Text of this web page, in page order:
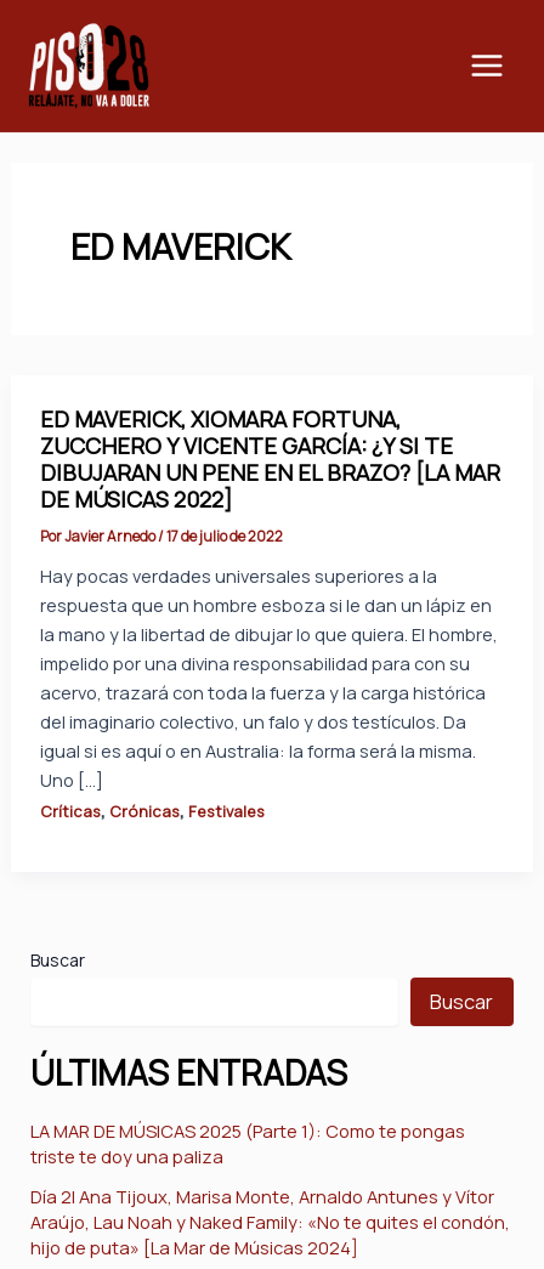
contenido
ED MAVERICK
ED MAVERICK, XIOMARA FORTUNA,
ZUCCHERO Y VICENTE GARCÍA: ¿Y SI TE
DIBUJARAN UN PENE EN EL BRAZO? [LA MAR
DE MÚSICAS 2022]
PorJavier Arnedo/17 de julio de 2022
Hay pocas verdades universales superiores a la
respuesta que un hombre esboza si le dan un lápiz en
la mano y la libertad de dibujar lo que quiera. El hombre,
impelido por una divina responsabilidad para con su
acervo, trazará con toda la fuerza y la carga histórica
del imaginario colectivo, un falo y dos testículos. Da
igual si es aquí o en Australia: la forma será la misma.
Uno […]
Críticas, Crónicas, Festivales
Buscar
Buscar
ÚLTIMAS ENTRADAS
LA MAR DE MÚSICAS 2025 (Parte 1): Como te pongas
triste te doy una paliza
Día 2| Ana Tijoux, Marisa Monte, Arnaldo Antunes y Vítor
Araújo, Lau Noah y Naked Family: «No te quites el condón,
hijo de puta» [La Mar de Músicas 2024]